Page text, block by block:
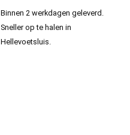
Binnen 2 werkdagen geleverd.
Sneller op te halen in
Hellevoetsluis.